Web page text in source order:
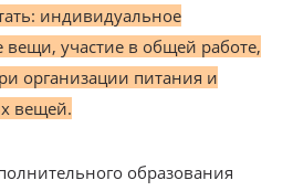
индивидуальное
участие в общей работе,
организации питания и
вещей.
образования